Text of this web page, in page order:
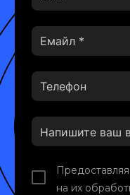
на их